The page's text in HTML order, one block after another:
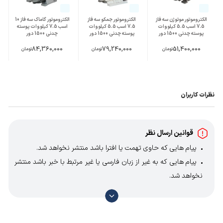
الکتروموتور موتوژن سه فاز
7.5 اسب 5.5 کیلووات
پوسته چدنی 1500 دور
51,400,000تومان
الکتروموتور جمکو سه فاز
7.5 اسب 5.5 کیلووات
پوسته چدنی 1500 دور
79,240,000تومان
الکتروموتور گاماک سه فاز 10
اسب 7.5 کیلووات پوسته
چدنی 1500 دور
84,360,000تومان
نظرات کاربران
قوانین ارسال نظر
پیام هایی که حاوی تهمت یا افترا باشد منتشر نخواهد شد.
پیام هایی که به غیر از زبان فارسی یا غیر مرتبط با خبر باشد منتشر
نخواهد شد.
با توجه به آن که امکان موافقت یا مخالفت با محتوای نظرات
وجود دارد، معمولا نظراتی که محتوای مشابه دارند، انتشار نمی‌یابند